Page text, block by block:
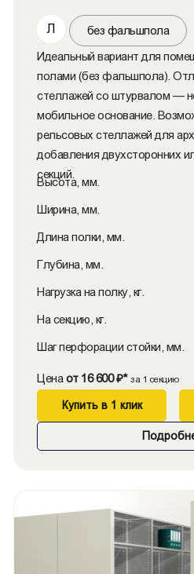
Л без фальшпола
Идеальный вариант для
полами (без фальшпола).
стеллажей со штурвалом —
мобильное основание.
рельсовых стеллажей для
добавления двухсторонних
секций.
Высота, мм.
Ширина, мм.
Длина полки, мм.
Глубина, мм.
Нагрузка на полку, кг.
На секцию, кг.
Шаг перфорации стойки, мм.
Цена от 16 600 ₽* за 1 секцию
Купить в 1 клик